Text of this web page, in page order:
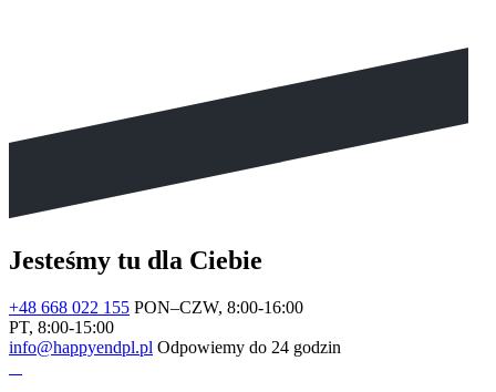
Jesteśmy tu dla Ciebie
+48 668 022 155 PON–CZW, 8:00-16:00
PT, 8:00-15:00
info@happyendpl.pl Odpowiemy do 24 godzin